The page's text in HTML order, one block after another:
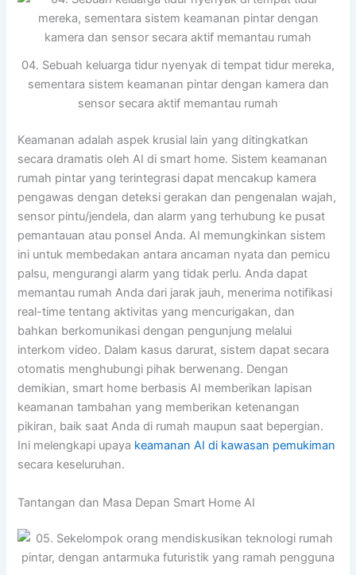
04. Sebuah keluarga tidur nyenyak di tempat tidur mereka,
sementara sistem keamanan pintar dengan kamera dan
sensor secara aktif memantau rumah
Keamanan adalah aspek krusial lain yang ditingkatkan
secara dramatis oleh AI di smart home. Sistem keamanan
rumah pintar yang terintegrasi dapat mencakup kamera
pengawas dengan deteksi gerakan dan pengenalan wajah,
sensor pintu/jendela, dan alarm yang terhubung ke pusat
pemantauan atau ponsel Anda. AI memungkinkan sistem
ini untuk membedakan antara ancaman nyata dan pemicu
palsu, mengurangi alarm yang tidak perlu. Anda dapat
memantau rumah Anda dari jarak jauh, menerima notifikasi
real-time tentang aktivitas yang mencurigakan, dan
bahkan berkomunikasi dengan pengunjung melalui
interkom video. Dalam kasus darurat, sistem dapat secara
otomatis menghubungi pihak berwenang. Dengan
demikian, smart home berbasis AI memberikan lapisan
keamanan tambahan yang memberikan ketenangan
pikiran, baik saat Anda di rumah maupun saat bepergian.
Ini melengkapi upaya keamanan AI di kawasan pemukiman
secara keseluruhan.
Tantangan dan Masa Depan Smart Home AI